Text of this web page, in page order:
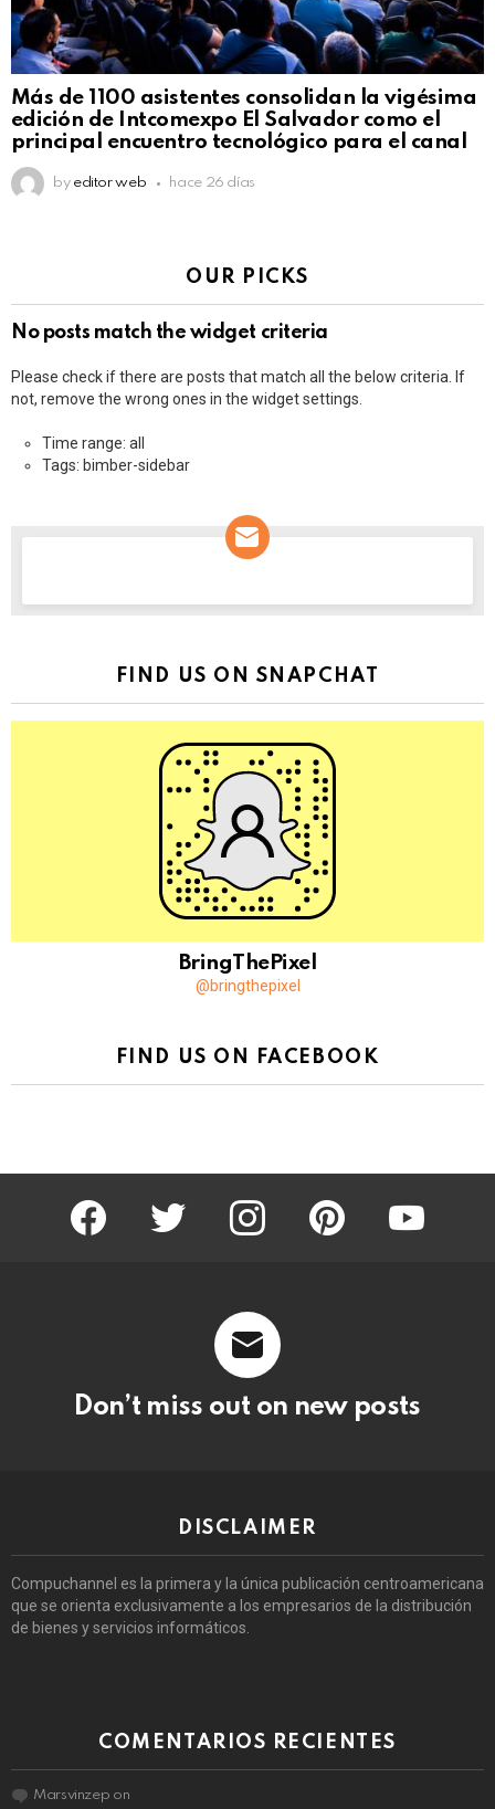
Más de 1100 asistentes consolidan la vigésima
edición de Intcomexpo El Salvador como el
principal encuentro tecnológico para el canal
by editor web hace 26 días
OUR PICKS
No posts match the widget criteria
Please check if there are posts that match all the below criteria. If
not, remove the wrong ones in the widget settings.
Time range: all
Tags: bimber-sidebar
FIND US ON SNAPCHAT
BringThePixel
@bringthepixel
FIND US ON FACEBOOK
facebook twitter instagram pinterest youtube
Don’t miss out on new posts
DISCLAIMER
Compuchannel es la primera y la única publicación centroamericana
que se orienta exclusivamente a los empresarios de la distribución
de bienes y servicios informáticos.
COMENTARIOS RECIENTES
Marsvinzep on